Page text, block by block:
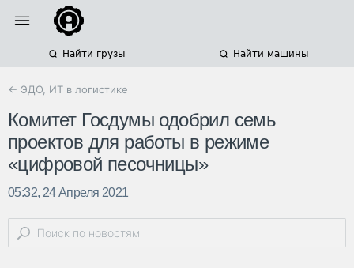
Найти грузы Найти машины
← ЭДО, ИТ в логистике
Комитет Госдумы одобрил семь
проектов для работы в режиме
«цифровой песочницы»
05:32, 24 Апреля 2021